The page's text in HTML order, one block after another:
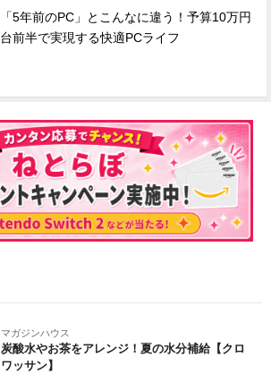
「5年前のPC」とこんなに違う！予算10万円
台前半で実現する快適PCライフ
マガジンハウス
炭酸水やお茶をアレンジ！夏の水分補給【クロ
ワッサン】